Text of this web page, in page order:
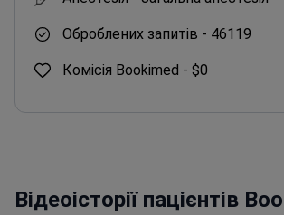
Оброблених запитів - 46119
Комісія Bookimed - $0
Відеоісторії пацієнтів